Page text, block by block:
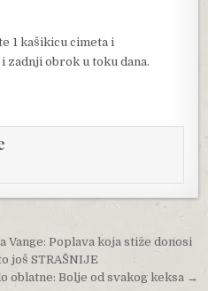
1 kašikicu cimeta i
obrok u toku dana.
Vange: Poplava koja stiže donosi
još STRAŠNIJE
oblatne: Bolje od svakog keksa →